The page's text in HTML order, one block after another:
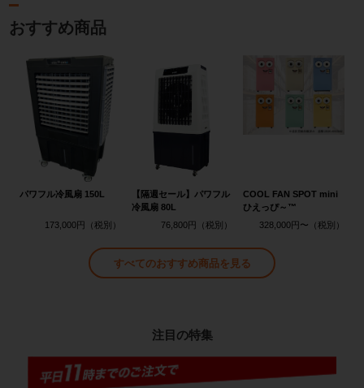
おすすめ商品
パワフル冷風扇 150L
173,000円
【隔週セール】パワフル
冷風扇 80L
76,800円
COOL FAN SPOT mini
ひえっぴ～™
328,000円〜
すべてのおすすめ商品を見る
注目の特集